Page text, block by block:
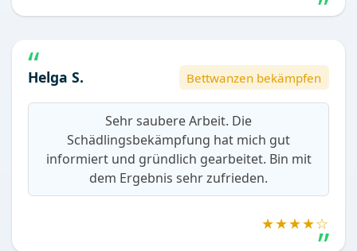
Helga S. Bettwanzen bekämpfen
Sehr saubere Arbeit. Die
Schädlingsbekämpfung hat mich gut
informiert und gründlich gearbeitet. Bin mit
dem Ergebnis sehr zufrieden.
★★★★☆